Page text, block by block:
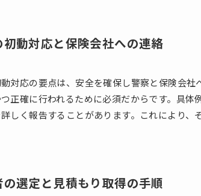
動対応と保険会社への連絡
対応の要点は、安全を確保し警察と保険会
正確に行われるために必須だからです。具
しく報告することがあります。これにより
選定と見積もり取得の手順